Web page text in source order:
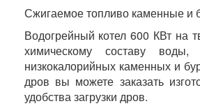
Сжигаемое топливо каменные и
Водогрейный котел 600 КВт на
химическому составу воды,
низкокалорийных каменных и
дров вы можете заказать
удобства загрузки дров.